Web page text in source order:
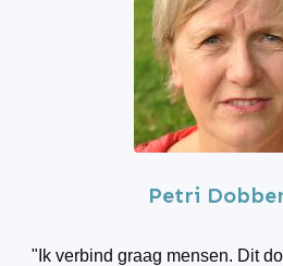
Petri
"Ik verbind graag mensen. Dit